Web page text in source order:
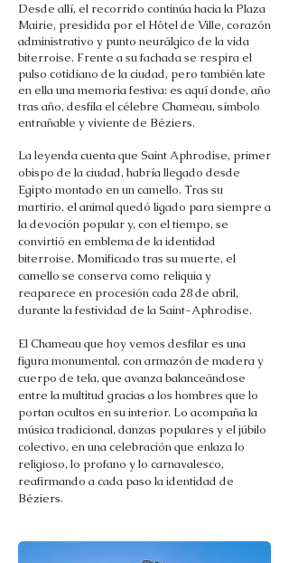
Desde allí, el recorrido continúa hacia la Plaza
Mairie, presidida por el Hôtel de Ville, corazón
administrativo y punto neurálgico de la vida
biterroise. Frente a su fachada se respira el
pulso cotidiano de la ciudad, pero también late
en ella una memoria festiva: es aquí donde, año
tras año, desfila el célebre Chameau, símbolo
entrañable y viviente de Béziers.
La leyenda cuenta que Saint Aphrodise, primer
obispo de la ciudad, habría llegado desde
Egipto montado en un camello. Tras su
martirio, el animal quedó ligado para siempre a
la devoción popular y, con el tiempo, se
convirtió en emblema de la identidad
biterroise. Momificado tras su muerte, el
camello se conserva como reliquia y
reaparece en procesión cada 28 de abril,
durante la festividad de la Saint-Aphrodise.
El Chameau que hoy vemos desfilar es una
figura monumental, con armazón de madera y
cuerpo de tela, que avanza balanceándose
entre la multitud gracias a los hombres que lo
portan ocultos en su interior. Lo acompaña la
música tradicional, danzas populares y el júbilo
colectivo, en una celebración que enlaza lo
religioso, lo profano y lo carnavalesco,
reafirmando a cada paso la identidad de
Béziers.